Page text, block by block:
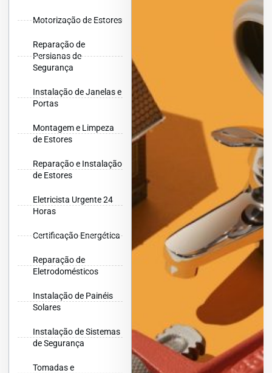
Motorização de Estores
Reparação de
Persianas de
Segurança
Instalação de Janelas e
Portas
Montagem e Limpeza
de Estores
Reparação e Instalação
de Estores
Eletricista Urgente 24
Horas
Certificação Energética
Reparação de
Eletrodomésticos
Instalação de Painéis
Solares
Instalação de Sistemas
de Segurança
Tomadas e